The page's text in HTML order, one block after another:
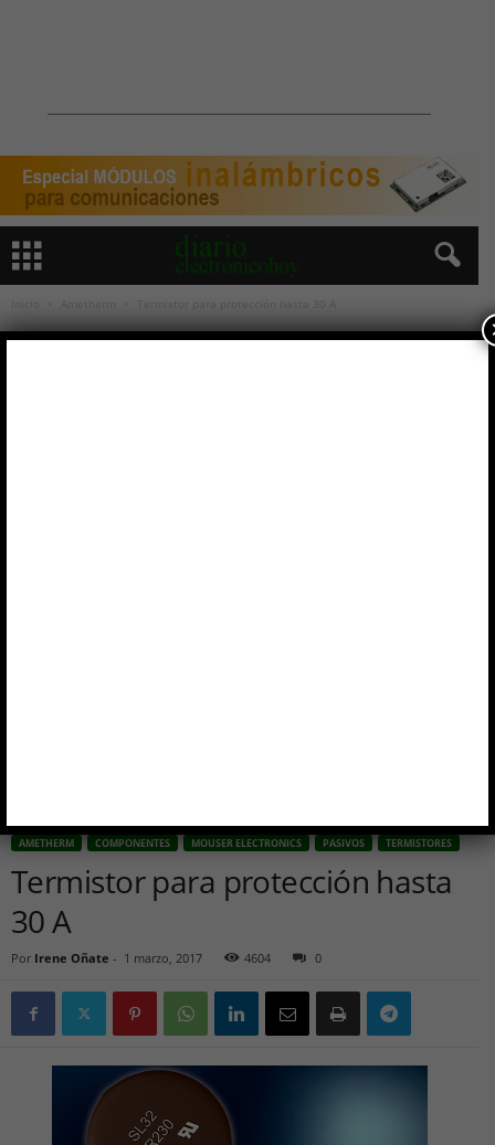
Ametherm Termistor para protección hasta 30 A
AMETHERM COMPONENTES MOUSER ELECTRONICS PASIVOS TERMISTORES
Termistor para protección hasta
30 A
Por Irene Oñate - 1 marzo, 2017 4604 0